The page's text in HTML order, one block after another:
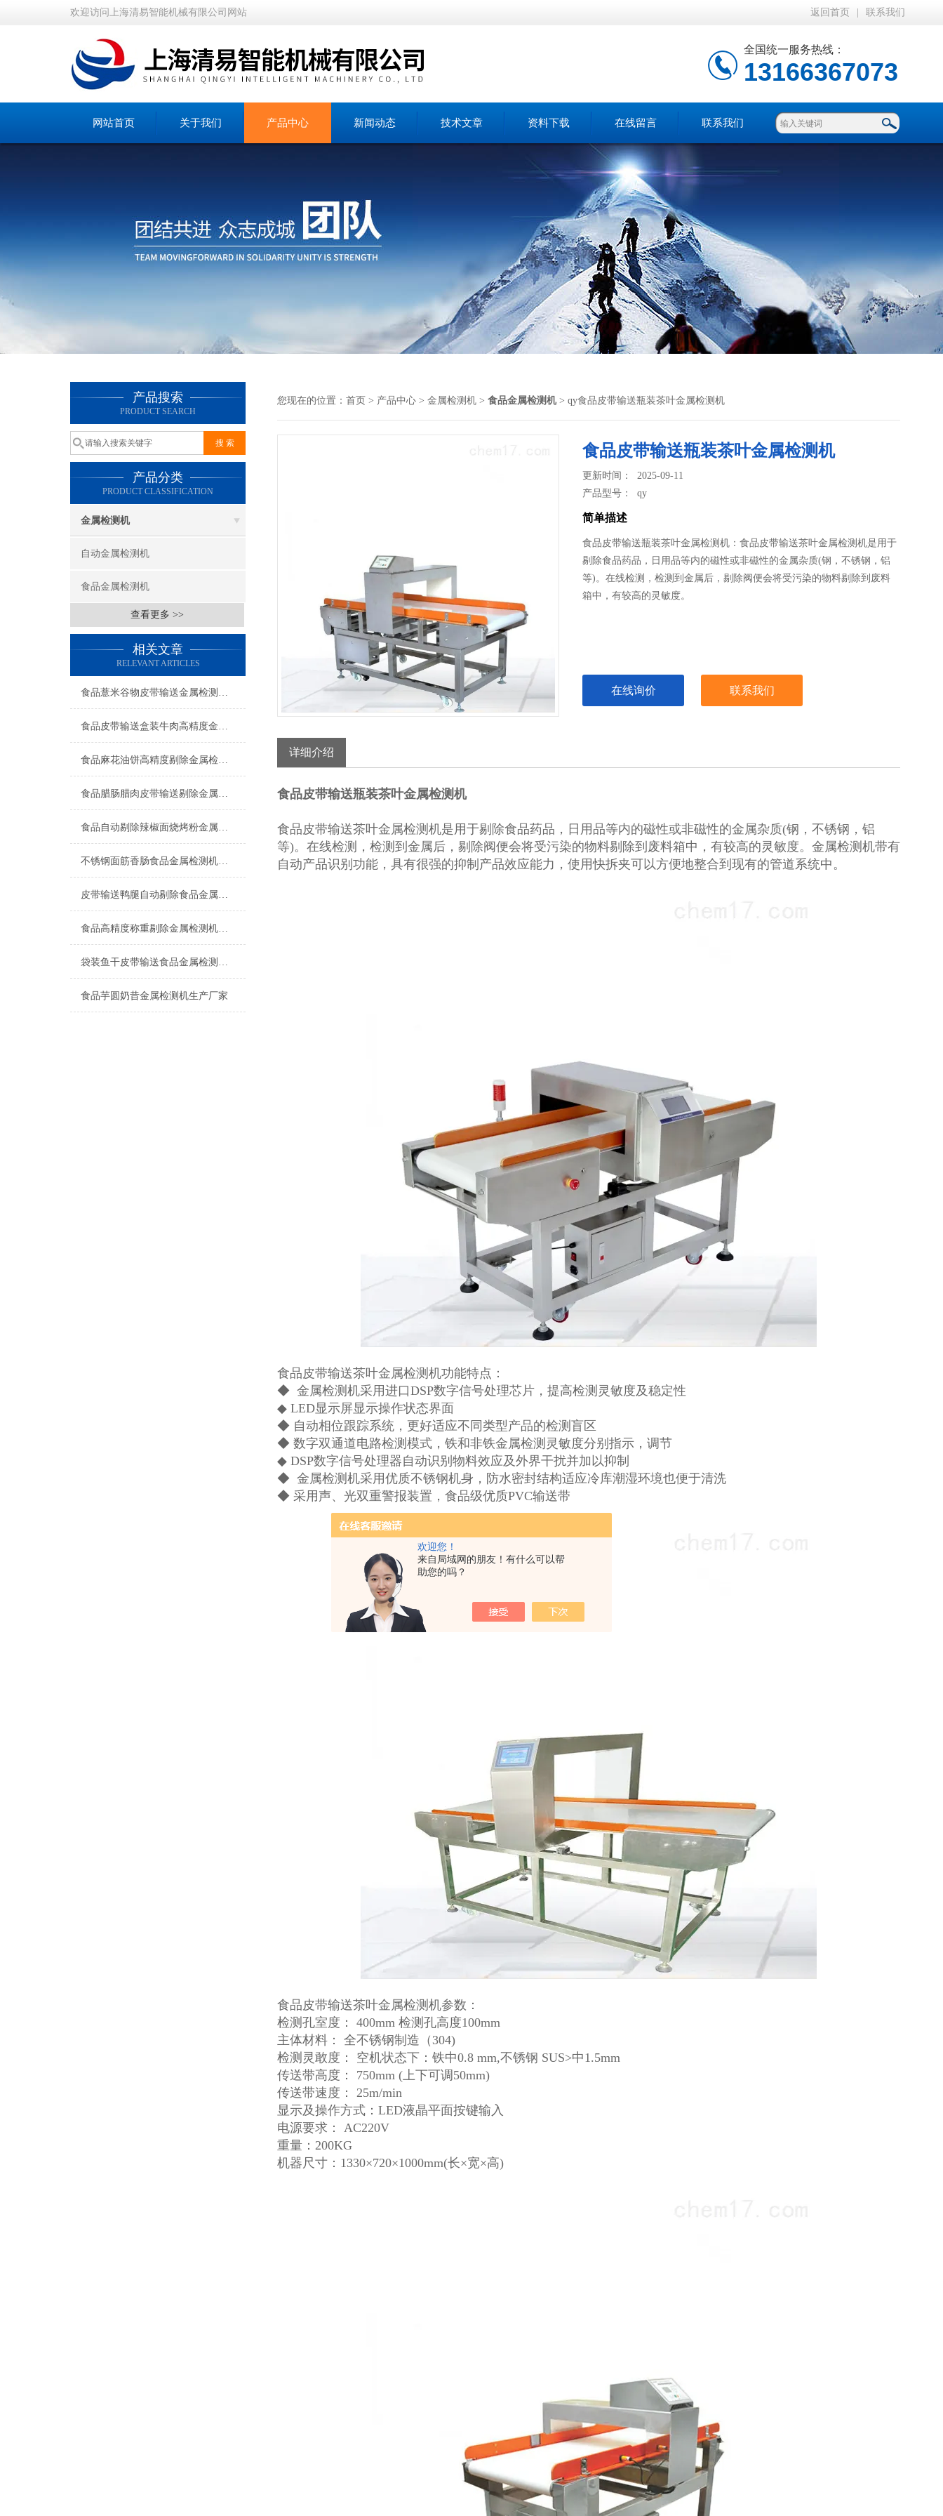
欢迎您！
来自局域网的朋友！有什么可以帮
助您的吗？
欢迎访问上海清易智能机械有限公司网站 返回首页 联系我们
全国统一服务热线：
13166367073
网站首页 关于我们 产品中心 新闻动态 技术文章 资料下载 在线留言 联系我们
产品搜索
PRODUCT SEARCH
产品分类
PRODUCT CLASSIFICATION
金属检测机
自动金属检测机
食品金属检测机
查看更多 >>
相关文章
RELEVANT ARTICLES
食品薏米谷物皮带输送金属检测机工厂生产
食品皮带输送盒装牛肉高精度金属检测机操作简单
食品麻花油饼高精度剔除金属检测机厂家
食品腊肠腊肉皮带输送剔除金属检测机简介
食品自动剔除辣椒面烧烤粉金属检测机产品简介
不锈钢面筋香肠食品金属检测机生产商
皮带输送鸭腿自动剔除食品金属检测机产品简介
食品高精度称重剔除金属检测机上海厂家
袋装鱼干皮带输送食品金属检测机产品介绍
食品芋圆奶昔金属检测机生产厂家
您现在的位置： 首页 > 产品中心 > 金属检测机 > 食品金属检测机> qy食品皮带输送瓶装茶叶金属检测机
食品皮带输送瓶装茶叶金属检测机
更新时间： 2025-09-11
产品型号：qy
简单描述
食品皮带输送瓶装茶叶金属检测机：食品皮带输送茶叶金属检测机​是用于
剔除食品药品，日用品等内的磁性或非磁性的金属杂质(钢，不锈钢，铝
等)。在线检测，检测到金属后，剔除阀便会将受污染的物料剔除到废料
箱中，有较高的灵敏度。
在线询价 联系我们
详细介绍
食品皮带输送瓶装茶叶金属检测机
食品皮带输送茶叶金属检测机是用于剔除食品药品，日用品等内的磁性或非磁性的金属杂质(钢，不锈钢，铝
等)。在线检测，检测到金属后，剔除阀便会将受污染的物料剔除到废料箱中，有较高的灵敏度。金属检测机带有
自动产品识别功能，具有很强的抑制产品效应能力，使用快拆夹可以方便地整合到现有的管道系统中。
食品皮带输送茶叶金属检测机功能特点：
◆ 金属检测机采用进口DSP数字信号处理芯片，提高检测灵敏度及稳定性
◆ LED显示屏显示操作状态界面
◆ 自动相位跟踪系统，更好适应不同类型产品的检测盲区
◆ 数字双通道电路检测模式，铁和非铁金属检测灵敏度分别指示，调节
◆ DSP数字信号处理器自动识别物料效应及外界干扰并加以抑制
◆ 金属检测机采用优质不锈钢机身，防水密封结构适应冷库潮湿环境也便于清洗
◆ 采用声、光双重警报装置，食品级优质PVC输送带
食品皮带输送茶叶金属检测机参数：
检测孔室度： 400mm 检测孔高度100mm
主体材料： 全不锈钢制造（304)
检测灵敢度： 空机状态下：铁中0.8 mm,不锈钢 SUS>中1.5mm
传送带高度： 750mm (上下可调50mm)
传送带速度： 25m/min
显示及操作方式：LED液晶平面按键输入
电源要求： AC220V
重量：200KG
机器尺寸：1330×720×1000mm(长×宽×高)